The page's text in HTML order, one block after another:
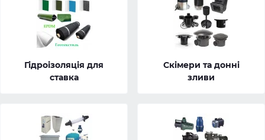
Гідроізоляція для
ставка
Скімери та донні
зливи